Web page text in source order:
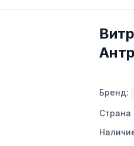
Бренд:
Страна